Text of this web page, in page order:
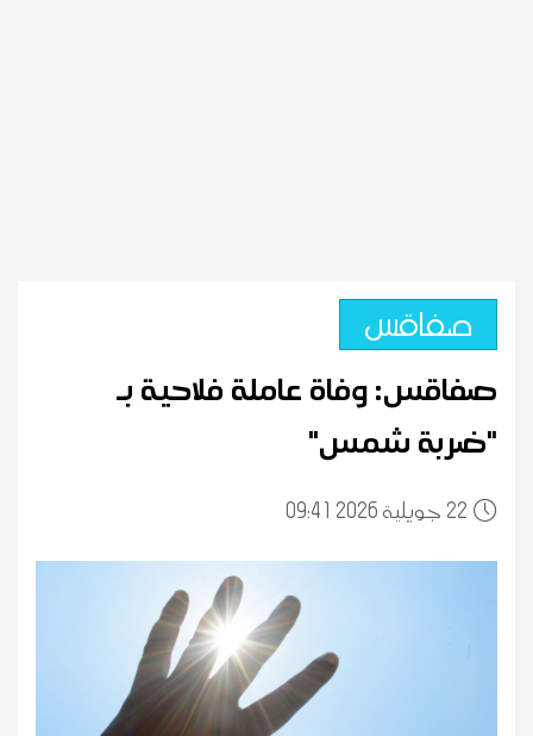
صفاقس
صفاقس: وفاة عاملة فلاحية بـ
"ضربة شمس"
22 09:41 2026 جويلية